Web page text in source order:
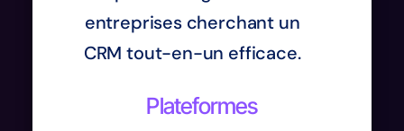
entreprises cherchant un
CRM tout-en-un efficace.
Plateformes